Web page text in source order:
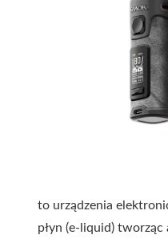
to urządzenia
płyn (e-liquid)